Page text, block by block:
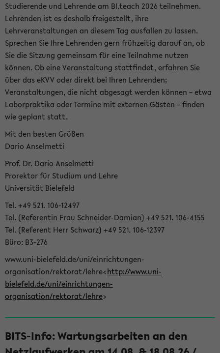
Studierende und Lehrende am BI.teach 2026 teilnehmen.
Lehrenden ist es deshalb freigestellt, ihre
Lehrveranstaltungen an diesem Tag ausfallen zu lassen.
Sprechen Sie Ihre Lehrenden gern frühzeitig darauf an, ob
Sie die Sitzung gemeinsam für eine Teilnahme nutzen
können. Ob eine Veranstaltung stattfindet, erfahren Sie
über das eKVV oder direkt bei Ihren Lehrenden;
Veranstaltungen, die nicht abgesagt werden können – etwa
Laborpraktika oder Termine mit externen Gästen – finden
wie geplant statt.
Mit den besten Grüßen
Dario Anselmetti
Prof. Dr. Dario Anselmetti
Prorektor für Studium und Lehre
Universität Bielefeld
Tel. +49 521. 106-12497
Tel. (Referentin Frau Schneider-Damian) +49 521. 106-4155
Tel. (Referent Herr Schwarz) +49 521. 106-12397
Büro: B3-276
www.uni-bielefeld.de/uni/einrichtungen-
organisation/rektorat/lehre<http://www.uni-
bielefeld.de/uni/einrichtungen-
organisation/rektorat/lehre>
BITS-Info: Wartungsarbeiten an den